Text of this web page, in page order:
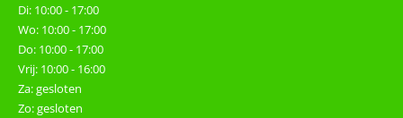
Di: 10:00 - 17:00
Wo: 10:00 - 17:00
Do: 10:00 - 17:00
Vrij: 10:00 - 16:00
Za: gesloten
Zo: gesloten